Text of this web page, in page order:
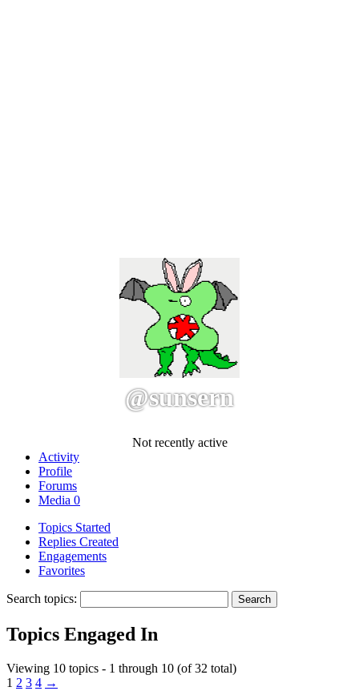
@sunsern
Not recently active
Activity
Profile
Forums
Media 0
Topics Started
Replies Created
Engagements
Favorites
Search topics:
Topics Engaged In
Viewing 10 topics - 1 through 10 (of 32 total)
1 2 3 4 →